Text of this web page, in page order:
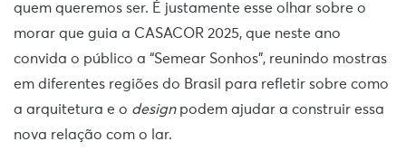
quem queremos ser. É justamente esse olhar sobre o
morar que guia a CASACOR 2025, que neste ano
convida o público a “Semear Sonhos”, reunindo mostras
em diferentes regiões do Brasil para refletir sobre como
a arquitetura e o design podem ajudar a construir essa
nova relação com o lar.